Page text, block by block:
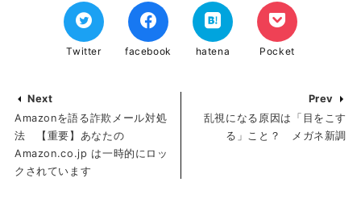
Twitter facebook hatena Pocket
Next
Amazonを語る詐欺メール対処
法 【重要】あなたの
Amazon.co.jp は一時的にロッ
クされています
Prev
乱視になる原因は「目をこす
る」こと？ メガネ新調